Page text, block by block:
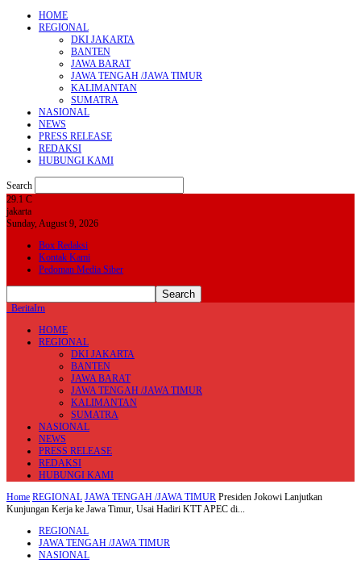
HOME
REGIONAL
DKI JAKARTA
BANTEN
JAWA BARAT
JAWA TENGAH /JAWA TIMUR
KALIMANTAN
SUMATRA
NASIONAL
NEWS
PRESS RELEASE
REDAKSI
HUBUNGI KAMI
Search
29.1 C
jakarta
Sunday, August 9, 2026
Box Redaksi
Kontak Kami
Pedoman Media Siber
BeritaIrn
HOME
REGIONAL
DKI JAKARTA
BANTEN
JAWA BARAT
JAWA TENGAH /JAWA TIMUR
KALIMANTAN
SUMATRA
NASIONAL
NEWS
PRESS RELEASE
REDAKSI
HUBUNGI KAMI
Home REGIONAL JAWA TENGAH /JAWA TIMUR Presiden Jokowi Lanjutkan
Kunjungan Kerja ke Jawa Timur, Usai Hadiri KTT APEC di...
REGIONAL
JAWA TENGAH /JAWA TIMUR
NASIONAL